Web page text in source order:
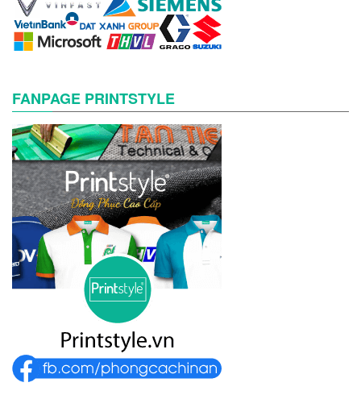
FANPAGE PRINTSTYLE